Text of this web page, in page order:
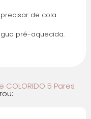
de cola
pré-aquecida.
COLORIDO 5 Pares